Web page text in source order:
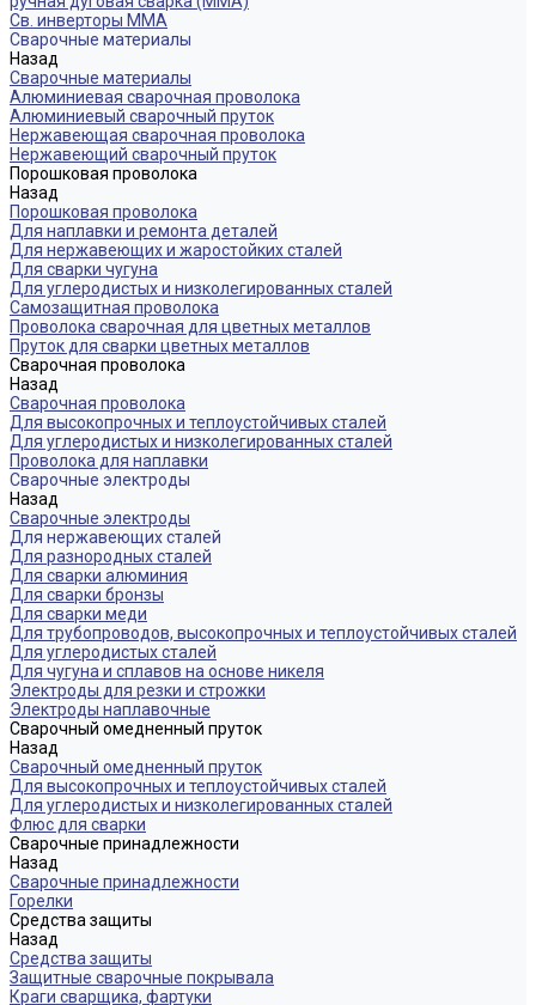
Св. инверторы MMA
Сварочные материалы
Назад
Сварочные материалы
Алюминиевая сварочная проволока
Алюминиевый сварочный пруток
Нержавеющая сварочная проволока
Нержавеющий сварочный пруток
Порошковая проволока
Назад
Порошковая проволока
Для наплавки и ремонта деталей
Для нержавеющих и жаростойких сталей
Для сварки чугуна
Для углеродистых и низколегированных сталей
Самозащитная проволока
Проволока сварочная для цветных металлов
Пруток для сварки цветных металлов
Сварочная проволока
Назад
Сварочная проволока
Для высокопрочных и теплоустойчивых сталей
Для углеродистых и низколегированных сталей
Проволока для наплавки
Сварочные электроды
Назад
Сварочные электроды
Для нержавеющих сталей
Для разнородных сталей
Для сварки алюминия
Для сварки бронзы
Для сварки меди
Для трубопроводов, высокопрочных и теплоустойчивых сталей
Для углеродистых сталей
Для чугуна и сплавов на основе никеля
Электроды для резки и строжки
Электроды наплавочные
Сварочный омедненный пруток
Назад
Сварочный омедненный пруток
Для высокопрочных и теплоустойчивых сталей
Для углеродистых и низколегированных сталей
Флюс для сварки
Сварочные принадлежности
Назад
Сварочные принадлежности
Горелки
Средства защиты
Назад
Средства защиты
Защитные сварочные покрывала
Краги сварщика, фартуки